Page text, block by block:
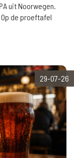
uit Noorwegen.
de proeftafel
29-07-26